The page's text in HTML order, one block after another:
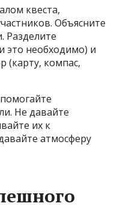
квеста,
Объясните
Разделите
это необходимо) и
(карту, компас,
Не давайте
их к
атмосферу